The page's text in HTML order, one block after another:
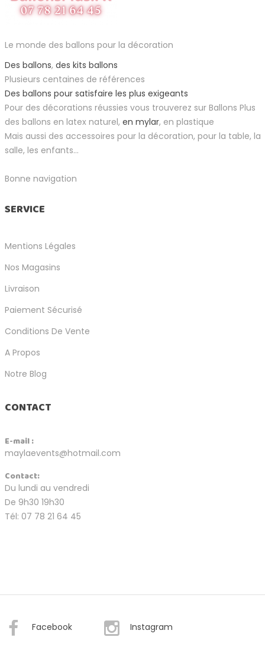
Le monde des ballons pour la décoration
Des ballons, des kits ballons
Plusieurs centaines de références
Des ballons pour satisfaire les plus exigeants
Pour des décorations réussies vous trouverez sur Ballons Plus
des ballons en latex naturel, en mylar, en plastique
Mais aussi des accessoires pour la décoration, pour la table, la
salle, les enfants...
Bonne navigation
SERVICE
Mentions Légales
Nos Magasins
Livraison
Paiement Sécurisé
Conditions De Vente
A Propos
Notre Blog
CONTACT
E-mail :
maylaevents@hotmail.com
Contact:
Du lundi au vendredi
De 9h30 19h30
Tél: 07 78 21 64 45
Facebook Instagram